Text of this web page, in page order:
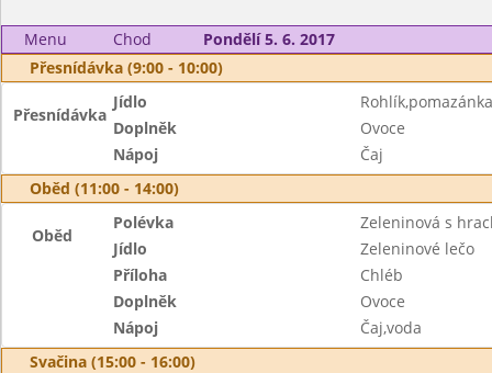
Menu Chod
Pondělí 5. 6. 2017
Přesnídávka (9:00 - 10:00)
Přesnídávka
Jídlo
Doplněk
Ovoce
Nápoj
Čaj
Oběd (11:00 - 14:00)
Oběd
Polévka
Zeleninová s
Jídlo
Zeleninové lečo
Příloha
Chléb
Doplněk
Ovoce
Nápoj
Čaj,voda
Svačina (15:00 - 16:00)